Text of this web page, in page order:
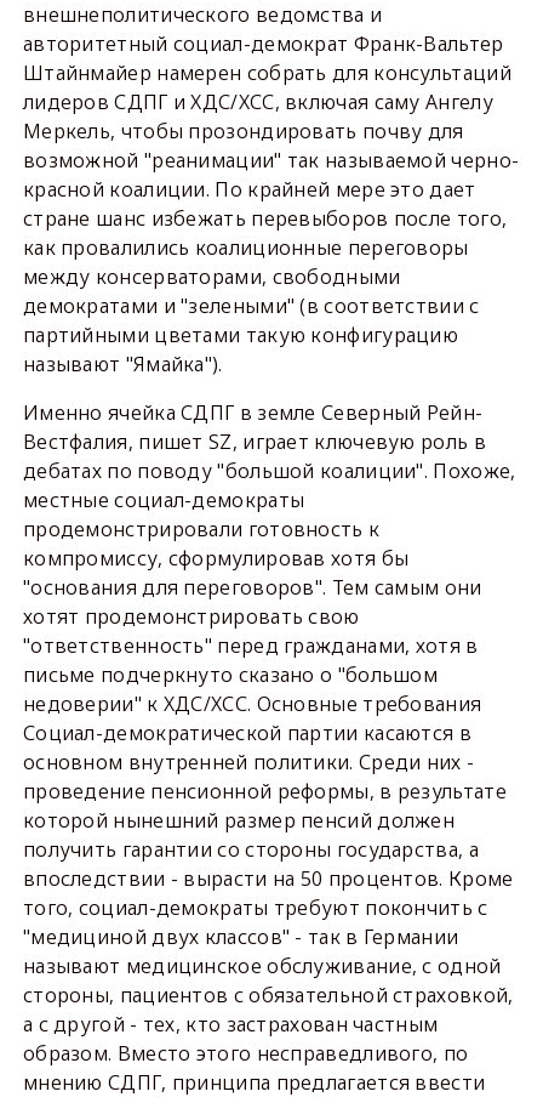
внешнеполитического ведомства и
авторитетный социал-демократ Франк-Вальтер
Штайнмайер намерен собрать для консультаций
лидеров СДПГ и ХДС/ХСС, включая саму Ангелу
Меркель, чтобы прозондировать почву для
возможной "реанимации" так называемой черно-
красной коалиции. По крайней мере это дает
стране шанс избежать перевыборов после того,
как провалились коалиционные переговоры
между консерваторами, свободными
демократами и "зелеными" (в соответствии с
партийными цветами такую конфигурацию
называют "Ямайка").
Именно ячейка СДПГ в земле Северный Рейн-
Вестфалия, пишет SZ, играет ключевую роль в
дебатах по поводу "большой коалиции". Похоже,
местные социал-демократы
продемонстрировали готовность к
компромиссу, сформулировав хотя бы
"основания для переговоров". Тем самым они
хотят продемонстрировать свою
"ответственность" перед гражданами, хотя в
письме подчеркнуто сказано о "большом
недоверии" к ХДС/ХСС. Основные требования
Социал-демократической партии касаются в
основном внутренней политики. Среди них -
проведение пенсионной реформы, в результате
которой нынешний размер пенсий должен
получить гарантии со стороны государства, а
впоследствии - вырасти на 50 процентов. Кроме
того, социал-демократы требуют покончить с
"медициной двух классов" - так в Германии
называют медицинское обслуживание, с одной
стороны, пациентов с обязательной страховкой,
а с другой - тех, кто застрахован частным
образом. Вместо этого несправедливого, по
мнению СДПГ, принципа предлагается ввести